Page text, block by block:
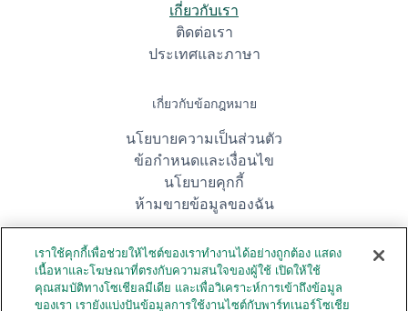
เกี่ยวกับเรา
ติดต่อเรา
ประเทศและภาษา
เกี่ยวกับข้อกฎหมาย
นโยบายความเป็นส่วนตัว
ข้อกำหนดและเงื่อนไข
นโยบายคุกกี้
ห้ามขายข้อมูลของฉัน
ดาวน์โหลดแอป
เราใช้คุกกี้เพื่อช่วยให้ไซต์ของเราทำงานได้อย่างถูกต้อง แสดง
เนื้อหาและโฆษณาที่ตรงกับความสนใจของผู้ใช้ เปิดให้ใช้
คุณสมบัติทางโซเชียลมีเดีย และเพื่อวิเคราะห์การเข้าถึงข้อมูล
ของเรา เรายังแบ่งปันข้อมูลการใช้งานไซต์กับพาร์ทเนอร์โซเชีย